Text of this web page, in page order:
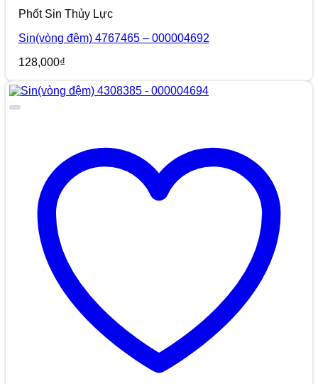
Phốt Sin Thủy Lực
Sin(vòng đệm) 4767465 – 000004692
128,000₫